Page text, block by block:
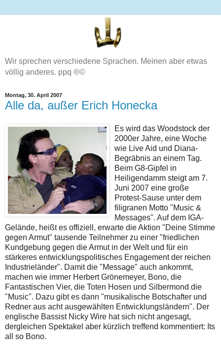
Wir sprechen verschiedene Sprachen. Meinen aber etwas
völlig anderes. ppq ®©
Montag, 30. April 2007
Alle da, außer Erich Honecka
Es wird das Woodstock der
2000er Jahre, eine Woche
wie Live Aid und Diana-
Begräbnis an einem Tag.
Beim G8-Gipfel in
Heiligendamm steigt am 7.
Juni 2007 eine große
Protest-Sause unter dem
filigranen Motto "Music &
Messages". Auf dem IGA-
Gelände, heißt es offiziell, erwarte die Aktion "Deine Stimme
gegen Armut" tausende Teilnehmer zu einer "friedlichen
Kundgebung gegen die Armut in der Welt und für ein
stärkeres entwicklungspolitisches Engagement der reichen
Industrieländer". Damit die "Message" auch ankommt,
machen wie immer Herbert Grönemeyer, Bono, die
Fantastischen Vier, die Toten Hosen und Silbermond die
"Music". Dazu gibt es dann "musikalische Botschafter und
Redner aus acht ausgewählten Entwicklungsländern". Der
englische Bassist Nicky Wire hat sich nicht angesagt,
dergleichen Spektakel aber kürzlich treffend kommentiert: Its
all so Bono.